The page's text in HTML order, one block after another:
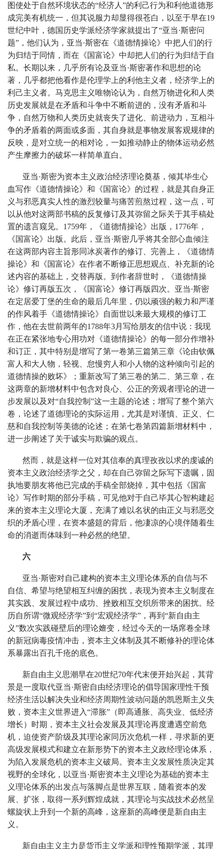
图使处于自然环境状态的“经济人”的利己行为和利他道德形
成完美有机统一，但其说服力却显得很苍白，以至于早在19
世纪中叶，德国历史学派经济学家就提出了“亚当·斯密问
题”，他们认为，亚当·斯密在《道德情操论》中把人们的行
为归结于同情，而在《国富论》中却把人们的行为归结于自
私。长期以来，几乎所有论及亚当·斯密著作和思想的论
著，几乎都把他看作是伦理学上的利他主义者，经济学上的
利己主义者。马克思主义唯物论认为，自然万物进化和人类
历史发展就是在矛盾和斗争中不断前进的，没有矛盾和斗
争，自然万物和人类历史就丧失了进化、前进动力，互相斗
争的矛盾着的两面或多面，其自身就是事物发展客观规律的
反映，是对立统一的相对论，一如推动静止的物体运动必然
产生摩擦力的破坏一样简单直白。
亚当·斯密为资本主义政治经济理论奠基，倾其毕生心
血写作《道德情操论》和《国富论》的过程，就是其自身正
义与邪恶真实人性的激烈较量与痛苦煎熬过程，这一点，可
以从他对这两部书稿的反复修订及其弥留之际关于其手稿处
置的遗言窥见。1759年，《道德情操论》出版，1776年，
《国富论》出版。此后，亚当·斯密几乎将其全部心血倾注
在这两部内容主旨形同冰炭著作的修订、完善上，《道德情
操论》和《国富论》在作者不断修正思想观点、补充新的论
述内容的基础上，交替再版。到作者辞世时，《道德情操
论》修订再版五次，《国富论》修订再版四次。亚当·斯密
在定居爱丁堡的生命的最后几年里，仍以顽强的毅力和严谨
的作风着手《道德情操论》自面世以来最大规模的修订工
作，他在去世前两年的1788年3月写给朋友的信中说：我现
在正在紧张地专心用功对《道德情操论》的每一部分作增补
和订正，其中特别是增写了第一卷第三篇第三章《论由钦佩
富人和大人物，轻视、怠慢穷人和小人物的这种倾向引起的
道德情操的败坏》；重新改写了第三卷的第二、第三章，在
这两章的新增材料中包含对良心、公正的旁观者理论的进一
步发展以及对“自我控制”这一主题的论述；增写了整个第六
卷，论述了道德理论的实际运用，尤其是对谨慎、正义、仁
慈和自我控制等美德的论述；在第七卷第四篇新增材料中，
进一步阐述了关于诚实与欺骗的观点。
然而，就是这样一位对其信奉的真理孜孜以求的虔诚的
资本主义政治经济学之父，却在自己弥留之际写下遗嘱，固
执地要朋友将他已完成的手稿全部烧掉，其中包括《国富
论》写作时期的部分手稿，可见他对于自己毕其心智构建起
来的资本主义理论大厦，充满了难以名状的由正义与邪恶交
织的矛盾心理，在资本盛筵的背后，他凄凉的心境伴随着生
命的消逝而体味到一种必然的绝望。
六
亚当·斯密对自己建构的资本主义理论体系的自信与不
自信、希望与绝望相互纠缠的困扰，表现为资本主义制度在
其实践、发展过程中成功、挫败相互交织所带来的困扰。经
历自所谓“微观经济学”到“宏观经济学”，再到“新自由主
义”数次实践碰壁后的理论嬗变，经过今天的一场席卷全球
的新冠病毒疫情冲击，资本主义体制及其不断修补的理论体
系暴露出百孔千疮的底色。
新自由主义思潮早在20世纪70年代末便开始兴起，其背
景是一度取代亚当·斯密自由经济理论的倡导国家理性干预
经济生活以解决失业和经济周期性波动问题的凯恩斯主义失
败，资本主义世界进入“滞胀”（即高通胀、高失业、低经济
增长）时期，资本主义社会发展及其理论再度遭遇空前危
机，迫使资产阶级及其理论家同历次危机一样，寻求新的更
高级发展模式和建立在新形势下的资本主义政经理论体系，
为陷入发展危机的资本主义破局。资本主义发展性质决定其
视野的全球化，以亚当·斯密资本主义理论为基础的资本主
义理论体系的出发点与落脚点是世界互联，随着资本的发
展、扩张，取得一系列辉煌成就，其理论与实战技术必然呈
螺旋状上升到一个新的高峰，这座新的高峰便是新自由主
义。
新自由主义主力是货币主义学派和理性预期学派，其理